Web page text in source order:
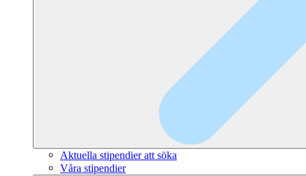
Aktuella stipendier att söka
Våra stipendier